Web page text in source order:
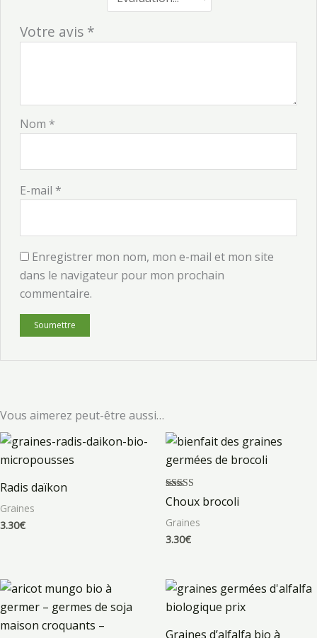
Votre avis *
Nom *
E-mail *
Enregistrer mon nom, mon e-mail et mon site
dans le navigateur pour mon prochain
commentaire.
Vous aimerez peut-être aussi…
Radis daïkon
Graines
3.30€
Note
5.00
Choux brocoli
Graines
3.30€
Plage
de
prix :
1.45€
Graines d’alfalfa bio à
Plage
prix :